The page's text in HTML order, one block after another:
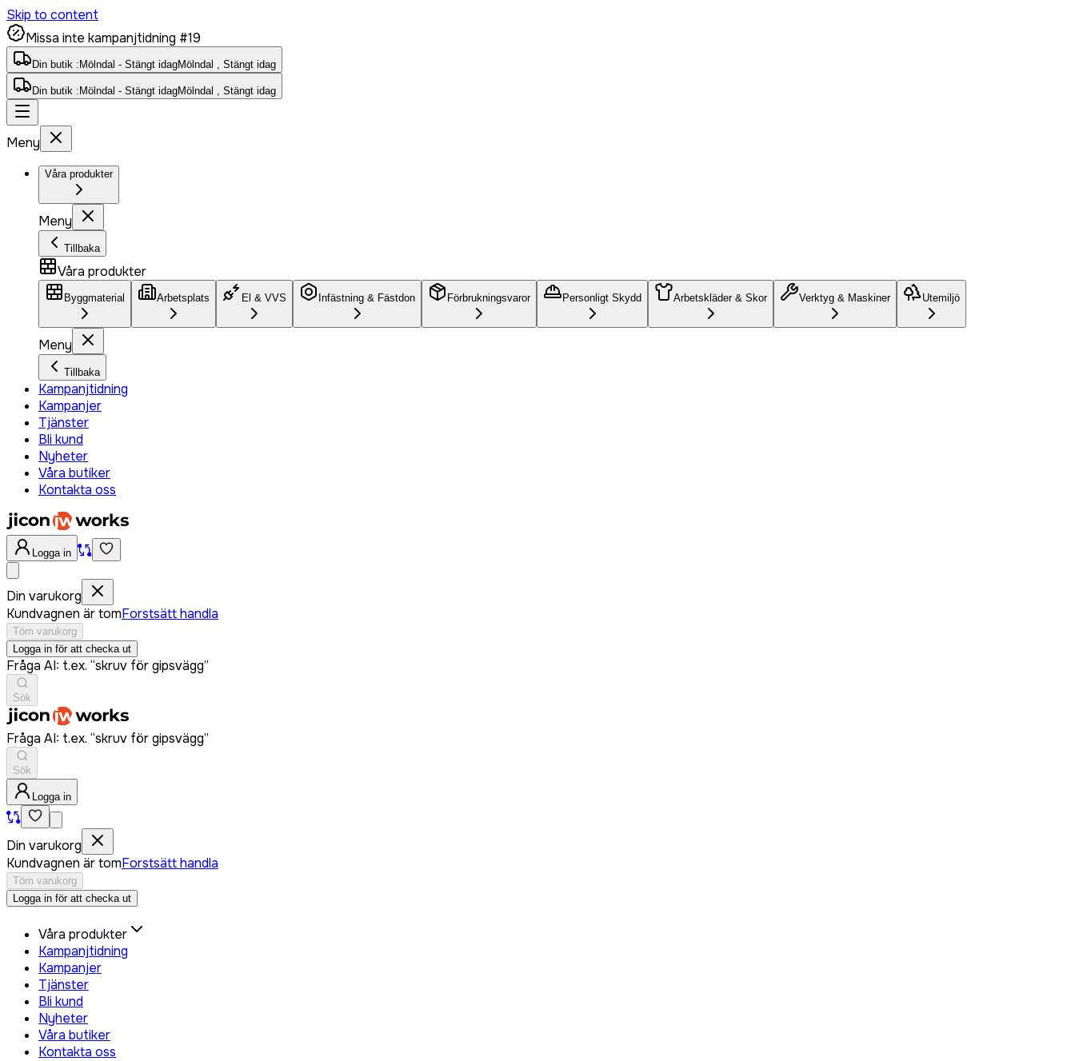
Skip to content
Missa inte kampanjtidning #19
Din butik : Mölndal - Stängt idagMölndal , Stängt idag
Din butik : Mölndal - Stängt idagMölndal , Stängt idag
Meny
Våra produkter
Meny
Tillbaka
Våra produkter
Byggmaterial Arbetsplats El & VVS Infästning & Fästdon Förbrukningsvaror Personligt Skydd Arbetskläder & Skor Verktyg & Maskiner Utemiljö
Meny
Tillbaka
Kampanjtidning
Kampanjer
Tjänster
Bli kund
Nyheter
Våra butiker
Kontakta oss
Logga in
Din varukorg
Kundvagnen är tomForstsätt handla
Töm varukorg
Logga in för att checka ut
Fråga AI: t.ex. “skruv för gipsvägg”
Sök
Fråga AI: t.ex. “skruv för gipsvägg”
Sök
Logga in
Din varukorg
Kundvagnen är tomForstsätt handla
Töm varukorg
Logga in för att checka ut
Våra produkter
Kampanjtidning
Kampanjer
Tjänster
Bli kund
Nyheter
Våra butiker
Kontakta oss